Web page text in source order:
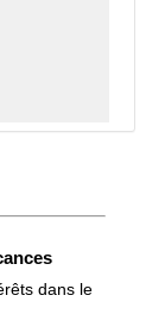
dans le